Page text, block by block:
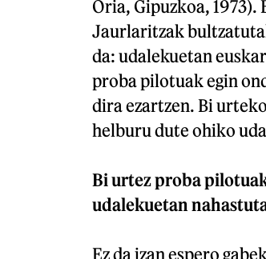
Oria, Gipuzkoa,
Jaurlaritzak
da: udalekuetan
proba pilotuak egin
dira ezartzen. Bi
helburu dute ohiko
Bi urtez proba
udalekuetan
Ez da izan espero